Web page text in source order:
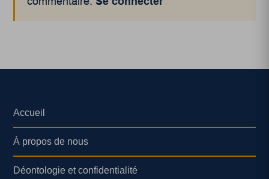
Accueil
À propos de nous
Déontologie et confidentialité